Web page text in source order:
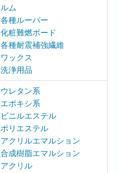
ルム
各種ルーバー
化粧難燃ボード
各種耐震補強繊維
ワックス
洗浄用品
ウレタン系
エポキシ系
ビニルエステル
ポリエステル
アクリルエマルション
合成樹脂エマルション
アクリル